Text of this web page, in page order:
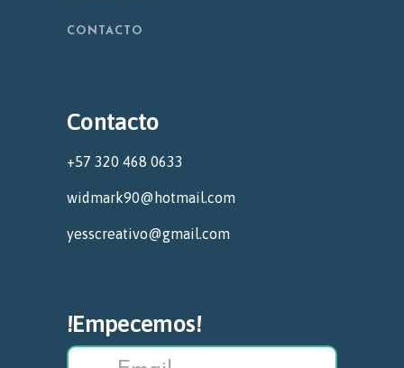
CONTACTO
Contacto
+57 320 468 0633
widmark90@hotmail.com
yesscreativo@gmail.com
!Empecemos!